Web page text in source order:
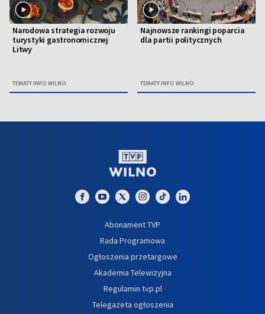
Narodowa strategia rozwoju
turystyki gastronomicznej
Litwy
TEMATY INFO WILNO
Najnowsze rankingi poparcia
dla partii politycznych
TEMATY INFO WILNO
Abonament TVP
Rada Programowa
Ogłoszenia przetargowe
Akademia Telewizyjna
Regulamin tvp.pl
Telegazeta ogłoszenia